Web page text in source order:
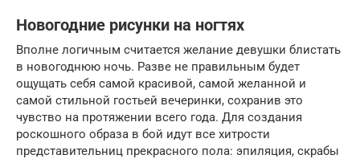
Новогодние рисунки на ногтях
Вполне логичным считается желание девушки блистать
в новогоднюю ночь. Разве не правильным будет
ощущать себя самой красивой, самой желанной и
самой стильной гостьей вечеринки, сохранив это
чувство на протяжении всего года. Для создания
роскошного образа в бой идут все хитрости
представительниц прекрасного пола: эпиляция, скрабы